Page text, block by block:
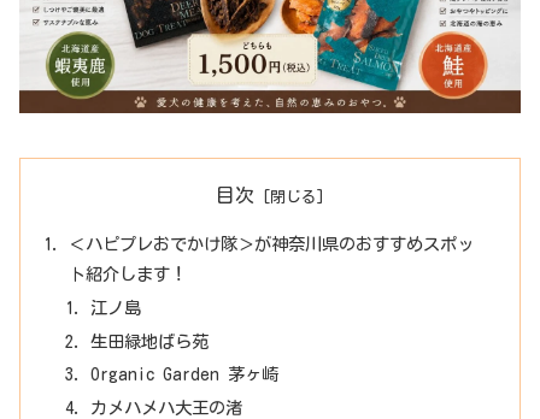
目次
＜ハピプレおでかけ隊＞が神奈川県のおすすめスポッ
ト紹介します！
江ノ島
生田緑地ばら苑
Organic Garden 茅ヶ崎
カメハメハ大王の渚